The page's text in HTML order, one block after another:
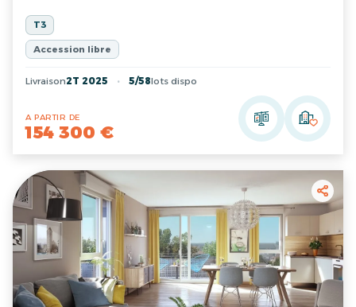
T3
Accession libre
Livraison2T 2025 5/58lots dispo
A PARTIR DE
154 300 €